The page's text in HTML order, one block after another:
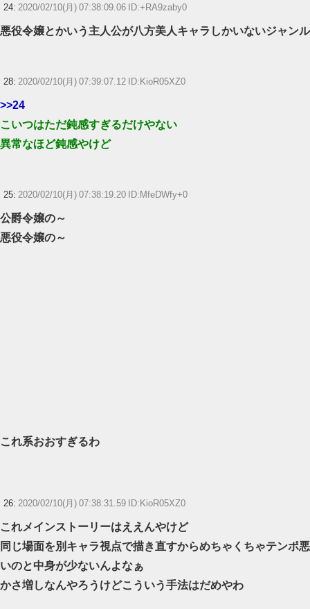
24: 2020/02/10(月) 07:38:09.06 ID:+RA9zaby0
悪役令嬢とかいう主人公が八方美人キャラしかいないジャンル
28: 2020/02/10(月) 07:39:07.12 ID:KioR05XZ0
>>24
こいつはただ鈍感すぎるだけやない
異常なほど鈍感やけど
25: 2020/02/10(月) 07:38:19.20 ID:MfeDWfy+0
公爵令嬢の～
悪役令嬢の～
これ系おおすぎるわ
26: 2020/02/10(月) 07:38:31.59 ID:KioR05XZ0
これメインストーリーはええんやけど
同じ場面を別キャラ視点で描き直すからめちゃくちゃテンポ悪
いのと中身が少ないんよなぁ
かさ増しなんやろうけどこういう手法はだめやわ